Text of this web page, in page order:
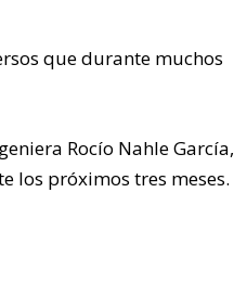
que durante muchos
Rocío Nahle García,
los próximos tres meses.